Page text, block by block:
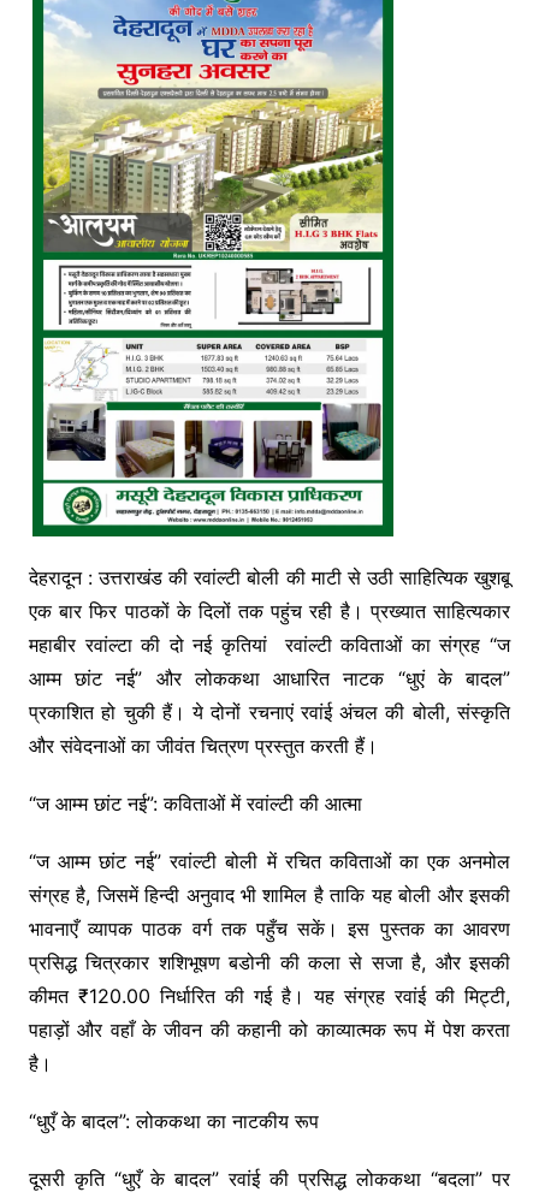
देहरादून : उत्तराखंड की रवांल्टी बोली की माटी से उठी साहित्यिक खुशबू
एक बार फिर पाठकों के दिलों तक पहुंच रही है। प्रख्यात साहित्यकार
महाबीर रवांल्टा की दो नई कृतियां रवांल्टी कविताओं का संग्रह “ज
आम्म छांट नई” और लोककथा आधारित नाटक “धुएं के बादल”
प्रकाशित हो चुकी हैं। ये दोनों रचनाएं रवांई अंचल की बोली, संस्कृति
और संवेदनाओं का जीवंत चित्रण प्रस्तुत करती हैं।
“ज आम्म छांट नई”: कविताओं में रवांल्टी की आत्मा
“ज आम्म छांट नई” रवांल्टी बोली में रचित कविताओं का एक अनमोल
संग्रह है, जिसमें हिन्दी अनुवाद भी शामिल है ताकि यह बोली और इसकी
भावनाएँ व्यापक पाठक वर्ग तक पहुँच सकें। इस पुस्तक का आवरण
प्रसिद्ध चित्रकार शशिभूषण बडोनी की कला से सजा है, और इसकी
कीमत ₹120.00 निर्धारित की गई है। यह संग्रह रवांई की मिट्टी,
पहाड़ों और वहाँ के जीवन की कहानी को काव्यात्मक रूप में पेश करता
है।
“धुएँ के बादल”: लोककथा का नाटकीय रूप
दूसरी कृति “धुएँ के बादल” रवांई की प्रसिद्ध लोककथा “बदला” पर